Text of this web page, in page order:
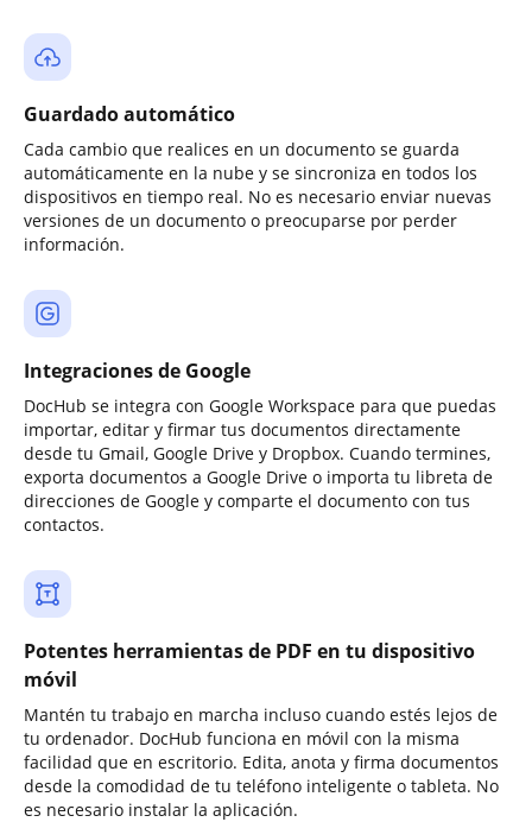
Guardado automático
Cada cambio que realices en un documento se guarda
automáticamente en la nube y se sincroniza en todos los
dispositivos en tiempo real. No es necesario enviar nuevas
versiones de un documento o preocuparse por perder
información.
Integraciones de Google
DocHub se integra con Google Workspace para que puedas
importar, editar y firmar tus documentos directamente
desde tu Gmail, Google Drive y Dropbox. Cuando termines,
exporta documentos a Google Drive o importa tu libreta de
direcciones de Google y comparte el documento con tus
contactos.
Potentes herramientas de PDF en tu dispositivo
móvil
Mantén tu trabajo en marcha incluso cuando estés lejos de
tu ordenador. DocHub funciona en móvil con la misma
facilidad que en escritorio. Edita, anota y firma documentos
desde la comodidad de tu teléfono inteligente o tableta. No
es necesario instalar la aplicación.